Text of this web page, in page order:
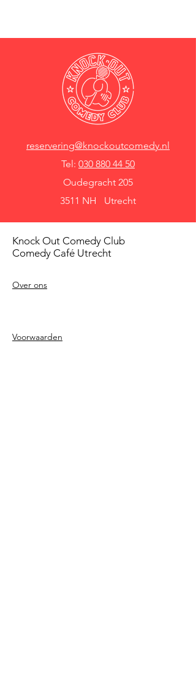
reservering@knockoutcomedy.nl
Tel: 030 880 44 50
Oudegracht 205
3511 NH Utrecht
Knock Out Comedy Club
Comedy Café Utrecht
Over ons
Voorwaarden